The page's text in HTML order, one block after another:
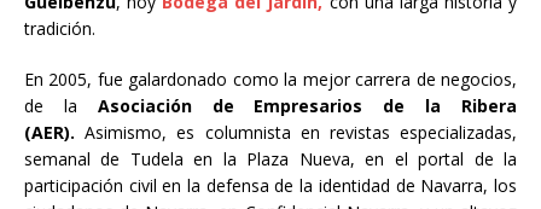
tradición.
En 2005, fue galardonado como la mejor carrera de negocios,
de la Asociación de Empresarios de la Ribera
(AER). Asimismo, es columnista en revistas especializadas,
semanal de Tudela en la Plaza Nueva, en el portal de la
participación civil en la defensa de la identidad de Navarra, los